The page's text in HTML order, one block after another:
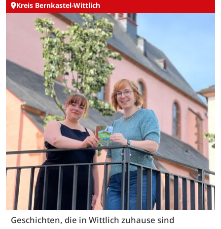
Kreis Bernkastel-Wittlich
Geschichten, die in Wittlich zuhause sind